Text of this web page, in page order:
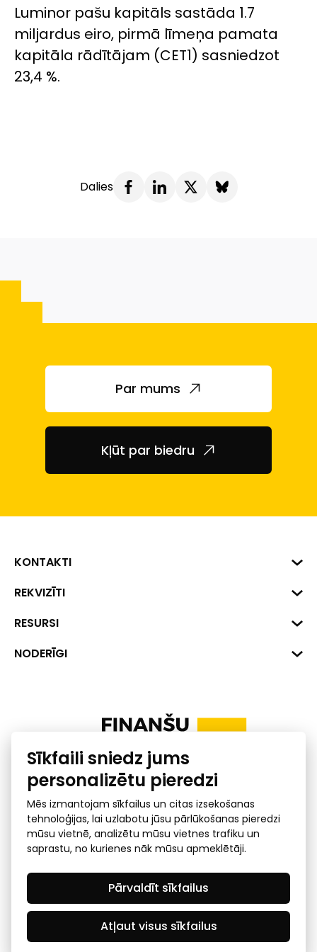
Luminor pašu kapitāls sastāda 1.7
miljardus eiro, pirmā līmeņa pamata
kapitāla rādītājam (CET1) sasniedzot
23,4 %.
Dalies
Par mums
Kļūt par biedru
KONTAKTI
Biznesa centrs "VERDE" Roberta
1045
+371 287 18175
REKVIZĪTI
Reģ. Nr. 40008002175
Banka: SEB Banka
RESURSI
Dati
Uzņēmumu kredītspējas kalkulators
NODERĪGI
Ombuds
Privātuma politika
GDPR subjekta piekļuves
pieprasījums
© 2026 Latvijas Finanšu nozares asociācija - visas tiesības
rezervētas
Created by Mediapark
Sīkfaili sniedz jums
personalizētu pieredzi
Mēs izmantojam sīkfailus un citas izsekošanas
tehnoloģijas, lai uzlabotu jūsu pārlūkošanas pieredzi
mūsu vietnē, analizētu mūsu vietnes trafiku un
saprastu, no kurienes nāk mūsu apmeklētāji.
Atļaut visus sīkfailus
Pārvaldīt sīkfailus